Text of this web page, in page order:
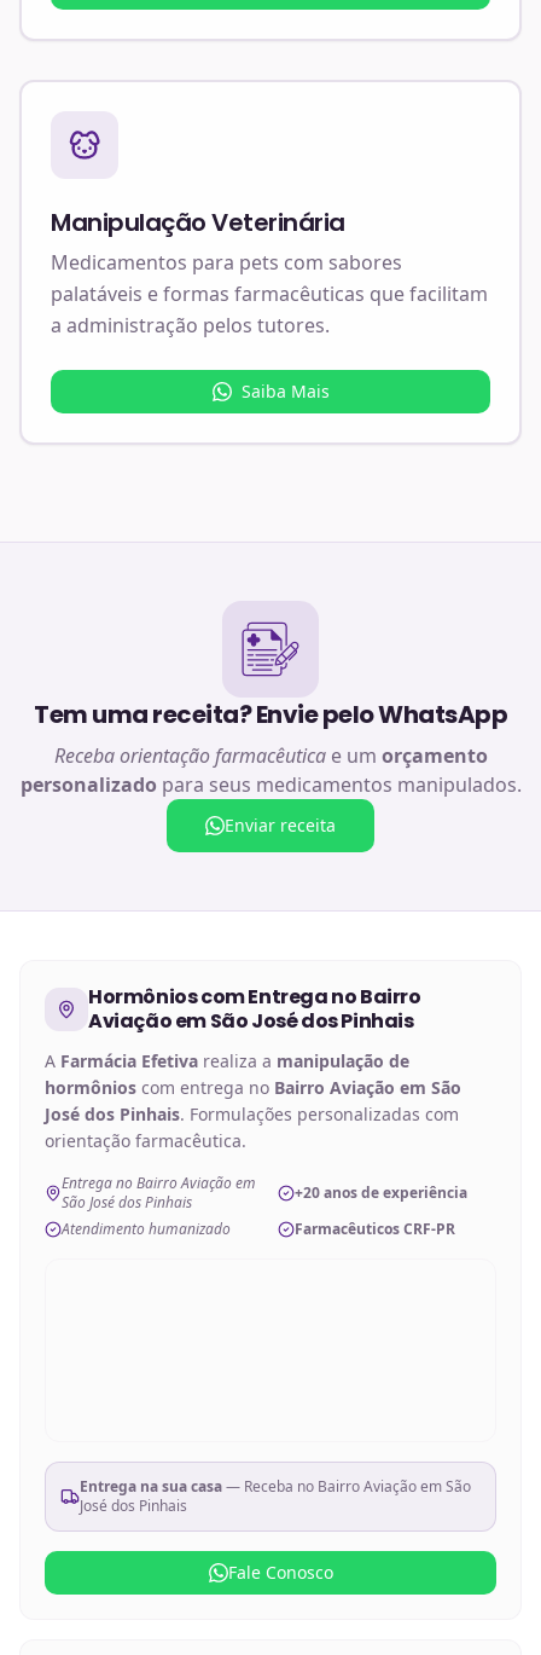
Manipulação Veterinária
Medicamentos para pets com sabores
palatáveis e formas farmacêuticas que facilitam
a administração pelos tutores.
Saiba Mais
Tem uma receita? Envie pelo WhatsApp
Receba orientação farmacêuticae um orçamento
personalizado para seus medicamentos manipulados.
Enviar receita
Hormônioscom Entrega noBairro
Aviação em São José dos Pinhais
A Farmácia Efetiva realiza a manipulação de
hormônios com entrega no Bairro Aviação em São
José dos Pinhais. Formulações personalizadas com
orientação farmacêutica.
Entrega no Bairro Aviação em
São José dos Pinhais
+20 anos de experiência
Atendimento humanizado
Farmacêuticos CRF-PR
Entrega na sua casa— Receba no Bairro Aviação em São
José dos Pinhais
Fale Conosco